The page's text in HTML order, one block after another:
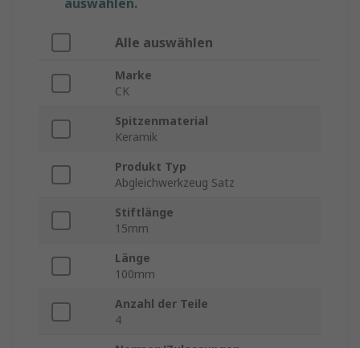
auswählen.
Alle auswählen
Marke
CK
Spitzenmaterial
Keramik
Produkt Typ
Abgleichwerkzeug Satz
Stiftlänge
15mm
Länge
100mm
Anzahl der Teile
4